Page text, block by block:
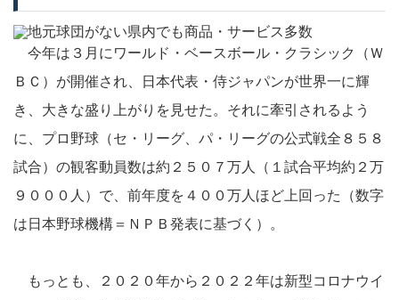
今年は３月にワールド・ベースボール・クラシック（Ｗ
ＢＣ）が開催され、日本代表・侍ジャパンが世界一に輝
き、大きな盛り上がりを見せた。それに牽引されるよう
に、プロ野球（セ・リーグ、パ・リーグの公式戦全８５８
試合）の観客動員数は約２５０７万人（１試合平均約２万
９０００人）で、前年度を４００万人ほど上回った（数字
は日本野球機構＝ＮＰＢ発表に基づく）。
もっとも、２０２０年から２０２２年は新型コロナウイ